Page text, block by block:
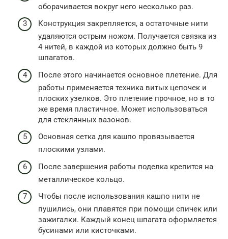
оборачивается вокруг него несколько раз.
Конструкция закрепляется, а остаточные нити
удаляются острым ножом. Получается связка из
4 нитей, в каждой из которых должно быть 9
шпагатов.
После этого начинается основное плетение. Для
работы применяется техника витых цепочек и
плоских узелков. Это плетение прочное, но в то
же время пластичное. Может использоваться
для стеклянных вазонов.
Основная сетка для кашпо провязывается
плоскими узлами.
После завершения работы поделка крепится на
металлическое кольцо.
Чтобы после использования кашпо нити не
пушились, они плавятся при помощи спичек или
зажигалки. Каждый конец шпагата оформляется
бусинами или кисточками.